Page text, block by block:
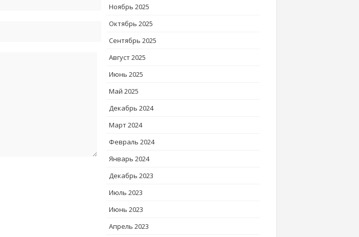
Ноябрь 2025
Октябрь 2025
Сентябрь 2025
Август 2025
Июнь 2025
Май 2025
Декабрь 2024
Март 2024
Февраль 2024
Январь 2024
Декабрь 2023
Июль 2023
Июнь 2023
Апрель 2023